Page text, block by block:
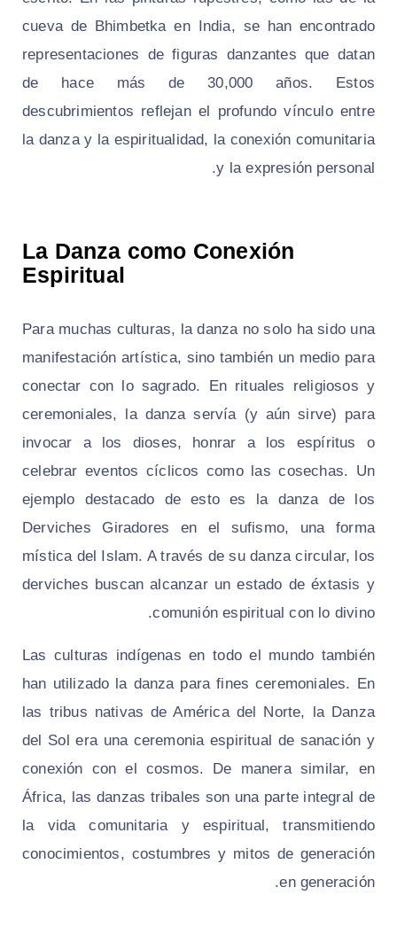
cueva de Bhimbetka en India, se han encontrado
representaciones de figuras danzantes que datan
de hace más de 30,000 años. Estos
descubrimientos reflejan el profundo vínculo entre
la danza y la espiritualidad, la conexión comunitaria
y la expresión personal.
La Danza como Conexión
Espiritual
Para muchas culturas, la danza no solo ha sido una
manifestación artística, sino también un medio para
conectar con lo sagrado. En rituales religiosos y
ceremoniales, la danza servía (y aún sirve) para
invocar a los dioses, honrar a los espíritus o
celebrar eventos cíclicos como las cosechas. Un
ejemplo destacado de esto es la danza de los
Derviches Giradores en el sufismo, una forma
mística del Islam. A través de su danza circular, los
derviches buscan alcanzar un estado de éxtasis y
comunión espiritual con lo divino.
Las culturas indígenas en todo el mundo también
han utilizado la danza para fines ceremoniales. En
las tribus nativas de América del Norte, la Danza
del Sol era una ceremonia espiritual de sanación y
conexión con el cosmos. De manera similar, en
África, las danzas tribales son una parte integral de
la vida comunitaria y espiritual, transmitiendo
conocimientos, costumbres y mitos de generación
en generación.